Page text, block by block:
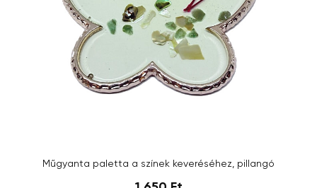
Műgyanta paletta a színek keveréséhez, pillangó